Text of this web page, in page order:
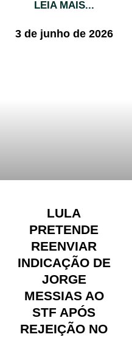
LEIA MAIS...
3 de junho de 2026
LULA
PRETENDE
REENVIAR
INDICAÇÃO DE
JORGE
MESSIAS AO
STF APÓS
REJEIÇÃO NO